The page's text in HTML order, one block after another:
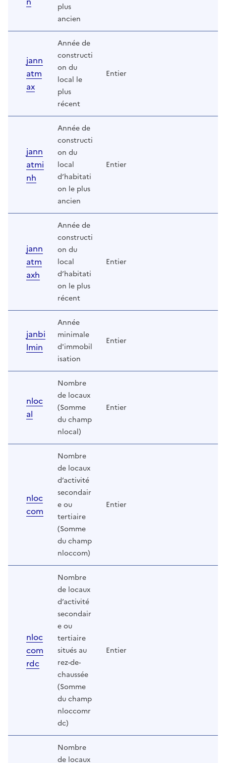
plus
ancien
jann
atm
ax
Année de
constructi
on du
local le
plus
récent
Entier
jann
atmi
nh
Année de
constructi
on du
local
d’habitati
on le plus
ancien
Entier
jann
atm
axh
Année de
constructi
on du
local
d’habitati
on le plus
récent
Entier
janbi
lmin
Année
minimale
d'immobil
isation
Entier
nloc
al
Nombre
de locaux
(Somme
du champ
nlocal)
Entier
nloc
com
Nombre
de locaux
d’activité
secondair
e ou
tertiaire
(Somme
du champ
nloccom)
Entier
nloc
com
rdc
Nombre
de locaux
d’activité
secondair
e ou
tertiaire
situés au
rez-de-
chaussée
(Somme
du champ
nloccomr
dc)
Entier
Nombre
de locaux